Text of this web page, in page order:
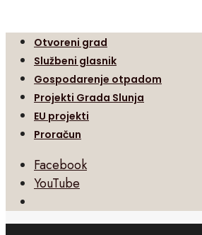
Otvoreni grad
Službeni glasnik
Gospodarenje otpadom
Projekti Grada Slunja
EU projekti
Proračun
Facebook
YouTube
Search